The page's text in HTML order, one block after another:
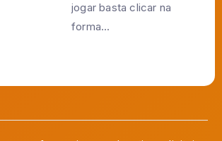
jogar basta clicar na
forma...